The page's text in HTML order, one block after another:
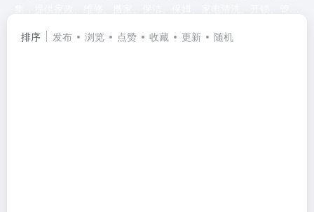
团、大众点评、闲鱼、支付宝等热门平台，助您快速解决生活难
# 生活服务 # 出行服务 # 搬家服务
# 分类信息
排序 发布 浏览 点赞 收藏 更新 随机